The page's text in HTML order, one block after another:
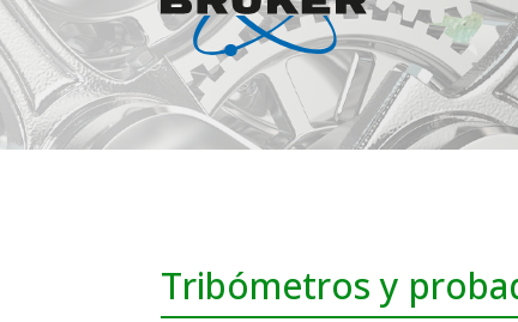
Tribómetros y